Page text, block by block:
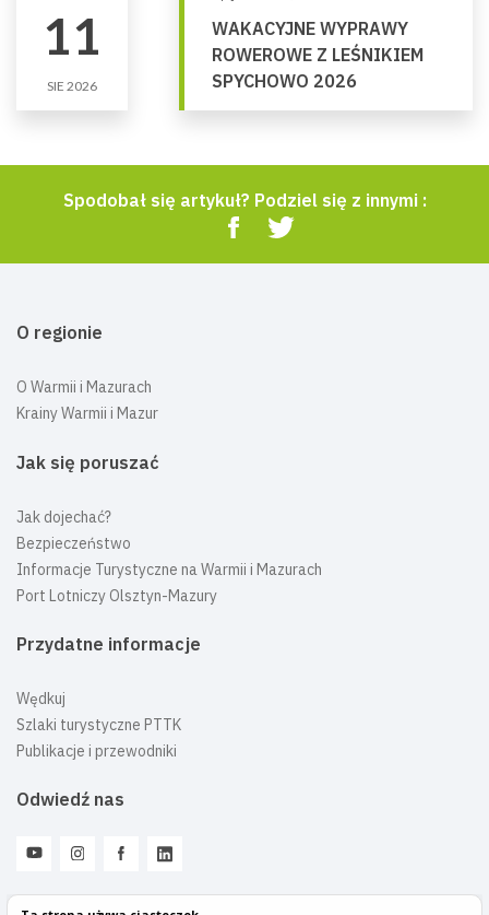
11
SIE 2026
WAKACYJNE WYPRAWY
ROWEROWE Z LEŚNIKIEM
SPYCHOWO 2026
Spodobał się artykuł? Podziel się z innymi :
O regionie
O Warmii i Mazurach
Krainy Warmii i Mazur
Jak się poruszać
Jak dojechać?
Bezpieczeństwo
Informacje Turystyczne na Warmii i Mazurach
Port Lotniczy Olsztyn-Mazury
Przydatne informacje
Wędkuj
Szlaki turystyczne PTTK
Publikacje i przewodniki
Odwiedź nas